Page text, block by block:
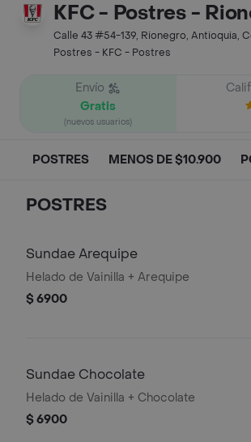
KFC - Postres -
Calle 43 #54-139, Rionegro, Antioquia,
Postres - KFC - Postres
Envío
Gratis
(nuevos usuarios)
POSTRES MENOS DE $10.900
POSTRES
Sundae Arequipe
Helado de Vainilla + Arequipe
$ 6900
Sundae Chocolate
Helado de Vainilla + Chocolate
$ 6900